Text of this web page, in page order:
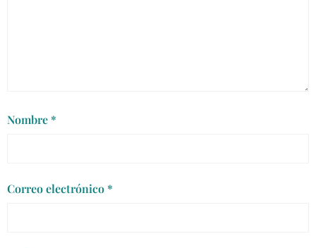
Nombre *
Correo electrónico *